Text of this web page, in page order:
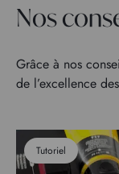
Nos
Grâce à nos
de l’excellence
Tutoriel